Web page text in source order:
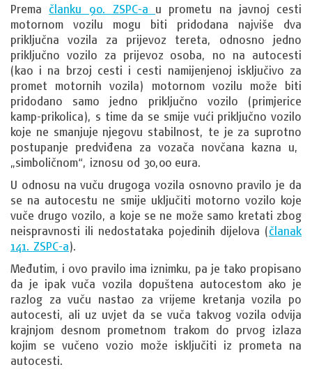
Prema članku 90. ZSPC-a u prometu na javnoj cesti
motornom vozilu mogu biti pridodana najviše dva
priključna vozila za prijevoz tereta, odnosno jedno
priključno vozilo za prijevoz osoba, no na autocesti
(kao i na brzoj cesti i cesti namijenjenoj isključivo za
promet motornih vozila) motornom vozilu može biti
pridodano samo jedno priključno vozilo (primjerice
kamp-prikolica), s time da se smije vući priključno vozilo
koje ne smanjuje njegovu stabilnost, te je za suprotno
postupanje predviđena za vozača novčana kazna u,
„simboličnom“, iznosu od 30,00 eura.
U odnosu na vuču drugoga vozila osnovno pravilo je da
se na autocestu ne smije uključiti motorno vozilo koje
vuče drugo vozilo, a koje se ne može samo kretati zbog
neispravnosti ili nedostataka pojedinih dijelova (članak
141. ZSPC-a).
Međutim, i ovo pravilo ima iznimku, pa je tako propisano
da je ipak vuča vozila dopuštena autocestom ako je
razlog za vuču nastao za vrijeme kretanja vozila po
autocesti, ali uz uvjet da se vuča takvog vozila odvija
krajnjom desnom prometnom trakom do prvog izlaza
kojim se vučeno vozio može isključiti iz prometa na
autocesti.